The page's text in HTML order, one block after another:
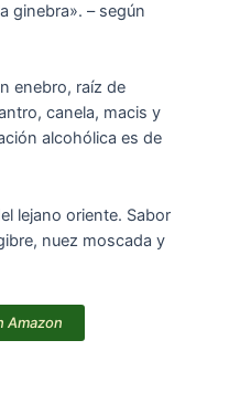
ginebra». – según
enebro, raíz de
canela, macis y
alcohólica es de
lejano oriente. Sabor
nuez moscada y
Amazon